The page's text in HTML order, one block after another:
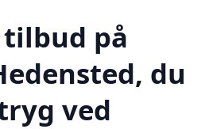
tilbud på
du
ved